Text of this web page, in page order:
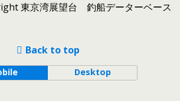
東京湾展望台 釣船データーベース
Back to top
Desktop